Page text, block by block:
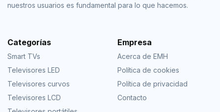
nuestros usuarios es fundamental para lo que hacemos.
Categorías
Smart TVs
Televisores LED
Televisores curvos
Televisores LCD
Empresa
Acerca de EMH
Política de cookies
Política de privacidad
Contacto